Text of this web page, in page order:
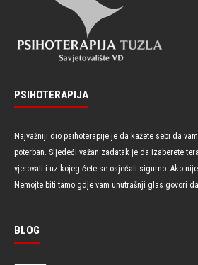
PSIHOTERAPIJA
Najvažniji dio psihoterapije je da kažete sebi da
poterban. Sljedeći važan zadatak je da izaberete
vjerovati i uz kojeg ćete se osjećati sigurno. Ako
Nemojte biti tamo gdje vam unutrašnji glas govori
BLOG